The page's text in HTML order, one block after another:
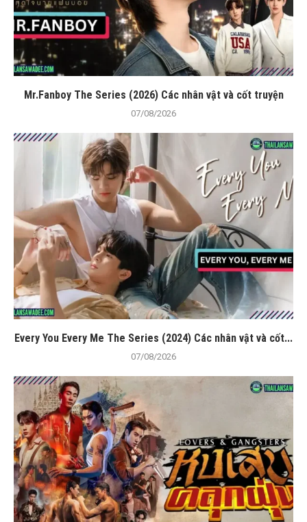
Mr.Fanboy The Series (2026) Các nhân vật và cốt truyện
07/08/2026
Every You Every Me The Series (2024) Các nhân vật và cốt...
07/08/2026